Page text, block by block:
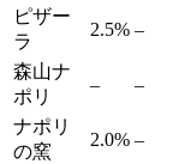
ピザー
ラ
2.5% –
森山ナ
ポリ
– –
ナポリ
の窯
2.0% –